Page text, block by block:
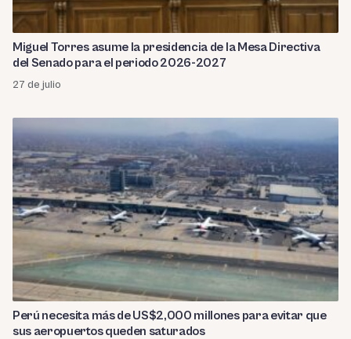
Miguel Torres asume la presidencia de la Mesa Directiva
del Senado para el periodo 2026-2027
27 de julio
Perú necesita más de US$2,000 millones para evitar que
sus aeropuertos queden saturados